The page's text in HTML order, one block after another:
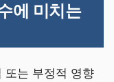
에 미치는
또는 부정적 영향